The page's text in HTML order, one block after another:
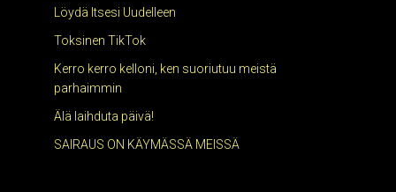
Löydä Itsesi Uudelleen
Toksinen TikTok
Kerro kerro kelloni, ken suoriutuu meistä
parhaimmin
Älä laihduta päivä!
SAIRAUS ON KÄYMÄSSÄ MEISSÄ